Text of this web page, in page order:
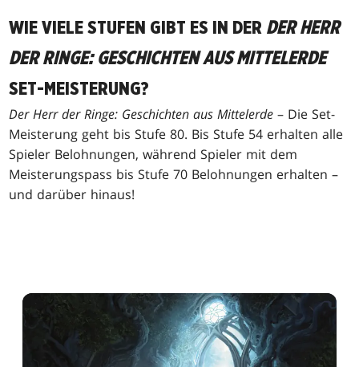
WIE VIELE STUFEN GIBT ES IN DER DER HERR
DER RINGE: GESCHICHTEN AUS MITTELERDE
SET-MEISTERUNG?
Der Herr der Ringe: Geschichten aus Mittelerde – Die Set-
Meisterung geht bis Stufe 80. Bis Stufe 54 erhalten alle
Spieler Belohnungen, während Spieler mit dem
Meisterungspass bis Stufe 70 Belohnungen erhalten –
und darüber hinaus!